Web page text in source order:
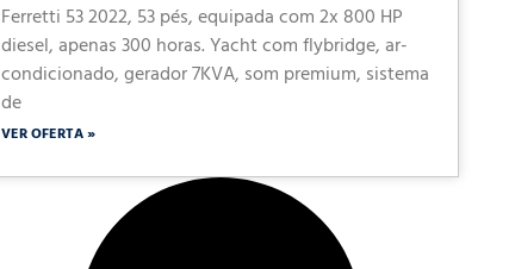
Ferretti 53 2022, 53 pés, equipada com 2x 800 HP
diesel, apenas 300 horas. Yacht com flybridge, ar-
condicionado, gerador 7KVA, som premium, sistema
de
VER OFERTA »